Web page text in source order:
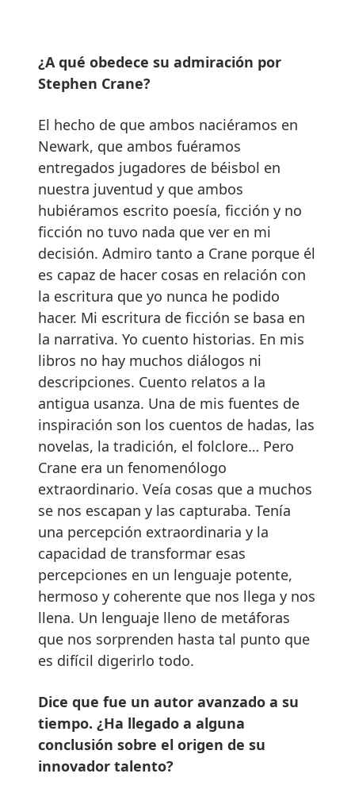
¿A qué obedece su admiración por
Stephen Crane?
El hecho de que ambos naciéramos en
Newark, que ambos fuéramos
entregados jugadores de béisbol en
nuestra juventud y que ambos
hubiéramos escrito poesía, ficción y no
ficción no tuvo nada que ver en mi
decisión. Admiro tanto a Crane porque él
es capaz de hacer cosas en relación con
la escritura que yo nunca he podido
hacer. Mi escritura de ficción se basa en
la narrativa. Yo cuento historias. En mis
libros no hay muchos diálogos ni
descripciones. Cuento relatos a la
antigua usanza. Una de mis fuentes de
inspiración son los cuentos de hadas, las
novelas, la tradición, el folclore… Pero
Crane era un fenomenólogo
extraordinario. Veía cosas que a muchos
se nos escapan y las capturaba. Tenía
una percepción extraordinaria y la
capacidad de transformar esas
percepciones en un lenguaje potente,
hermoso y coherente que nos llega y nos
llena. Un lenguaje lleno de metáforas
que nos sorprenden hasta tal punto que
es difícil digerirlo todo.
Dice que fue un autor avanzado a su
tiempo. ¿Ha llegado a alguna
conclusión sobre el origen de su
innovador talento?